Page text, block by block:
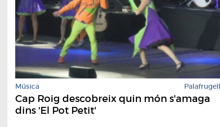
Música Palafrugell
Cap Roig descobreix quin món s'amaga
dins 'El Pot Petit'